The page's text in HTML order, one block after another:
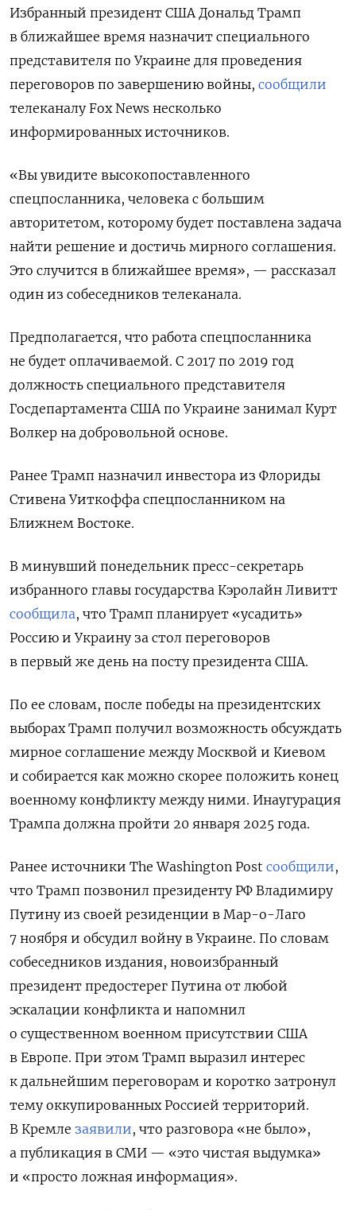
Избранный президент США Дональд Трамп
в ближайшее время назначит специального
представителя по Украине для проведения
переговоров по завершению войны, сообщили
телеканалу Fox News несколько
информированных источников.
«Вы увидите высокопоставленного
спецпосланника, человека с большим
авторитетом, которому будет поставлена задача
найти решение и достичь мирного соглашения.
Это случится в ближайшее время», — рассказал
один из собеседников телеканала.
Предполагается, что работа спецпосланника
не будет оплачиваемой. С 2017 по 2019 год
должность специального представителя
Госдепартамента США по Украине занимал Курт
Волкер на добровольной основе.
Ранее Трамп назначил инвестора из Флориды
Стивена Уиткоффа спецпосланником на
Ближнем Востоке.
В минувший понедельник пресс-секретарь
избранного главы государства Кэролайн Ливитт
сообщила, что Трамп планирует «усадить»
Россию и Украину за стол переговоров
в первый же день на посту президента США.
По ее словам, после победы на президентских
выборах Трамп получил возможность обсуждать
мирное соглашение между Москвой и Киевом
и собирается как можно скорее положить конец
военному конфликту между ними. Инаугурация
Трампа должна пройти 20 января 2025 года.
Ранее источники The Washington Post сообщили,
что Трамп позвонил президенту РФ Владимиру
Путину из своей резиденции в Мар-о-Лаго
7 ноября и обсудил войну в Украине. По словам
собеседников издания, новоизбранный
президент предостерег Путина от любой
эскалации конфликта и напомнил
о существенном военном присутствии США
в Европе. При этом Трамп выразил интерес
к дальнейшим переговорам и коротко затронул
тему оккупированных Россией территорий.
В Кремле заявили, что разговора «не было»,
а публикация в СМИ — «это чистая выдумка»
и «просто ложная информация».